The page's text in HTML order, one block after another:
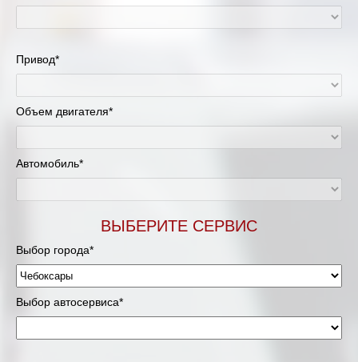
Привод*
Объем двигателя*
Автомобиль*
ВЫБЕРИТЕ СЕРВИС
Выбор города*
Выбор автосервиса*